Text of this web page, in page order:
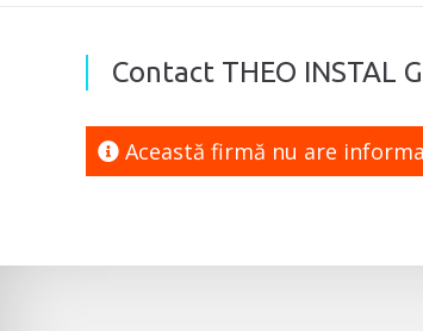
Contact THEO INSTAL
Această firmă nu are